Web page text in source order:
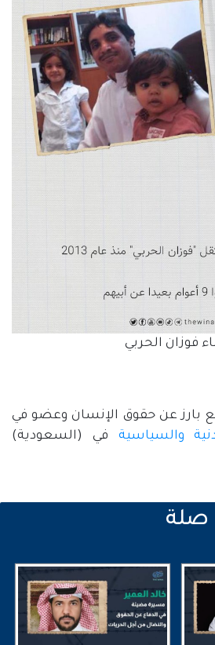
فوزان الحربي
بارز عن حقوق الإنسان وعضو في
والسياسية في (السعودية)